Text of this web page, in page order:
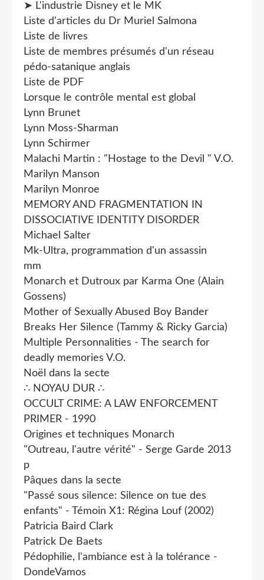
➤ L'industrie Disney et le MK
Liste d'articles du Dr Muriel Salmona
Liste de livres
Liste de membres présumés d'un réseau
pédo-satanique anglais
Liste de PDF
Lorsque le contrôle mental est global
Lynn Brunet
Lynn Moss-Sharman
Lynn Schirmer
Malachi Martin : "Hostage to the Devil " V.O.
Marilyn Manson
Marilyn Monroe
MEMORY AND FRAGMENTATION IN
DISSOCIATIVE IDENTITY DISORDER
Michael Salter
Mk-Ultra, programmation d'un assassin
mm
Monarch et Dutroux par Karma One (Alain
Gossens)
Mother of Sexually Abused Boy Bander
Breaks Her Silence (Tammy & Ricky Garcia)
Multiple Personnalities - The search for
deadly memories V.O.
Noël dans la secte
∴ NOYAU DUR ∴
OCCULT CRIME: A LAW ENFORCEMENT
PRIMER - 1990
Origines et techniques Monarch
"Outreau, l'autre vérité" - Serge Garde 2013
p
Pâques dans la secte
"Passé sous silence: Silence on tue des
enfants" - Témoin X1: Régina Louf (2002)
Patricia Baird Clark
Patrick De Baets
Pédophilie, l'ambiance est à la tolérance -
DondeVamos